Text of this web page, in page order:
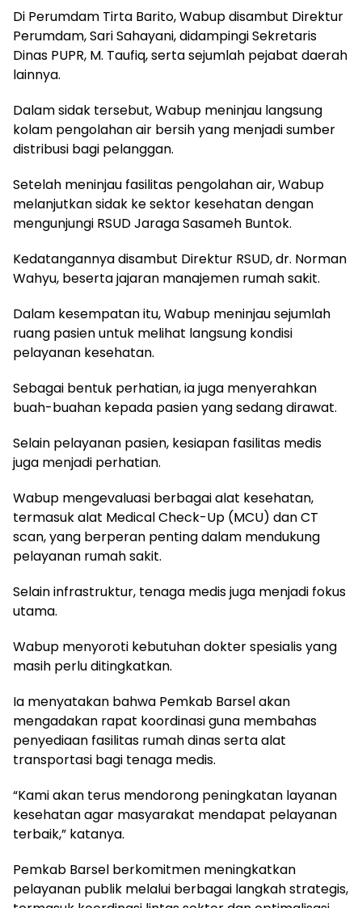
Di Perumdam Tirta Barito, Wabup disambut Direktur
Perumdam, Sari Sahayani, didampingi Sekretaris
Dinas PUPR, M. Taufiq, serta sejumlah pejabat daerah
lainnya.
Dalam sidak tersebut, Wabup meninjau langsung
kolam pengolahan air bersih yang menjadi sumber
distribusi bagi pelanggan.
Setelah meninjau fasilitas pengolahan air, Wabup
melanjutkan sidak ke sektor kesehatan dengan
mengunjungi RSUD Jaraga Sasameh Buntok.
Kedatangannya disambut Direktur RSUD, dr. Norman
Wahyu, beserta jajaran manajemen rumah sakit.
Dalam kesempatan itu, Wabup meninjau sejumlah
ruang pasien untuk melihat langsung kondisi
pelayanan kesehatan.
Sebagai bentuk perhatian, ia juga menyerahkan
buah-buahan kepada pasien yang sedang dirawat.
Selain pelayanan pasien, kesiapan fasilitas medis
juga menjadi perhatian.
Wabup mengevaluasi berbagai alat kesehatan,
termasuk alat Medical Check-Up (MCU) dan CT
scan, yang berperan penting dalam mendukung
pelayanan rumah sakit.
Selain infrastruktur, tenaga medis juga menjadi fokus
utama.
Wabup menyoroti kebutuhan dokter spesialis yang
masih perlu ditingkatkan.
Ia menyatakan bahwa Pemkab Barsel akan
mengadakan rapat koordinasi guna membahas
penyediaan fasilitas rumah dinas serta alat
transportasi bagi tenaga medis.
“Kami akan terus mendorong peningkatan layanan
kesehatan agar masyarakat mendapat pelayanan
terbaik,” katanya.
Pemkab Barsel berkomitmen meningkatkan
pelayanan publik melalui berbagai langkah strategis,